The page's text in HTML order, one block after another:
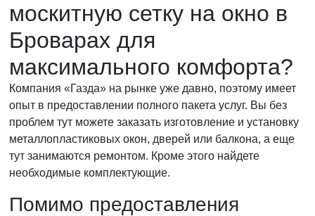
москитную сетку на окно в
Броварах для
максимального комфорта?
Компания «Газда» на рынке уже давно, поэтому имеет
опыт в предоставлении полного пакета услуг. Вы без
проблем тут можете заказать изготовление и установку
металлопластиковых окон, дверей или балкона, а еще
тут занимаются ремонтом. Кроме этого найдете
необходимые комплектующие.
Помимо предоставления